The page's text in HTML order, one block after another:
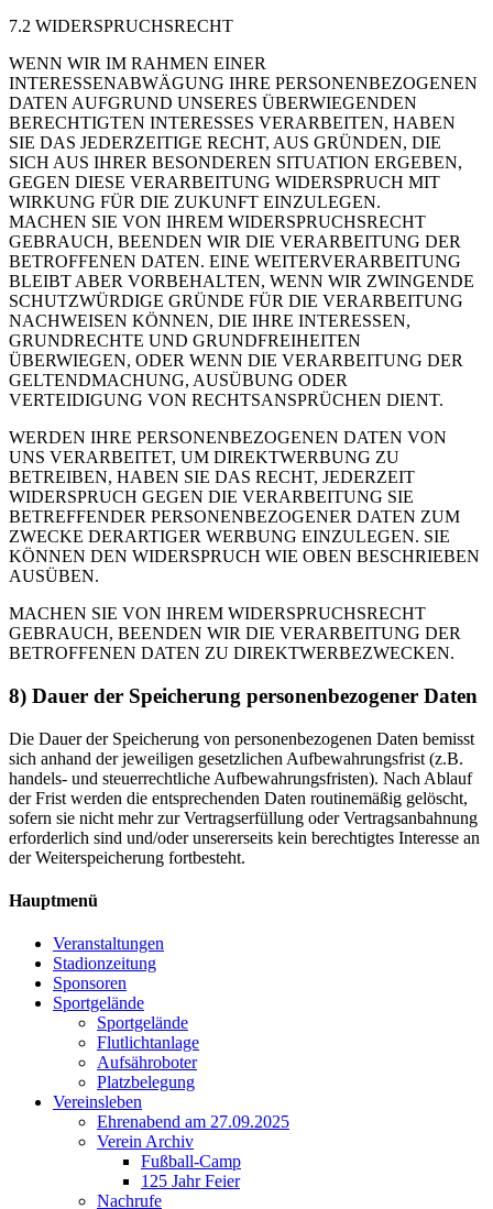
7.2 WIDERSPRUCHSRECHT
WENN WIR IM RAHMEN EINER
INTERESSENABWÄGUNG IHRE PERSONENBEZOGENEN
DATEN AUFGRUND UNSERES ÜBERWIEGENDEN
BERECHTIGTEN INTERESSES VERARBEITEN, HABEN
SIE DAS JEDERZEITIGE RECHT, AUS GRÜNDEN, DIE
SICH AUS IHRER BESONDEREN SITUATION ERGEBEN,
GEGEN DIESE VERARBEITUNG WIDERSPRUCH MIT
WIRKUNG FÜR DIE ZUKUNFT EINZULEGEN.
MACHEN SIE VON IHREM WIDERSPRUCHSRECHT
GEBRAUCH, BEENDEN WIR DIE VERARBEITUNG DER
BETROFFENEN DATEN. EINE WEITERVERARBEITUNG
BLEIBT ABER VORBEHALTEN, WENN WIR ZWINGENDE
SCHUTZWÜRDIGE GRÜNDE FÜR DIE VERARBEITUNG
NACHWEISEN KÖNNEN, DIE IHRE INTERESSEN,
GRUNDRECHTE UND GRUNDFREIHEITEN
ÜBERWIEGEN, ODER WENN DIE VERARBEITUNG DER
GELTENDMACHUNG, AUSÜBUNG ODER
VERTEIDIGUNG VON RECHTSANSPRÜCHEN DIENT.
WERDEN IHRE PERSONENBEZOGENEN DATEN VON
UNS VERARBEITET, UM DIREKTWERBUNG ZU
BETREIBEN, HABEN SIE DAS RECHT, JEDERZEIT
WIDERSPRUCH GEGEN DIE VERARBEITUNG SIE
BETREFFENDER PERSONENBEZOGENER DATEN ZUM
ZWECKE DERARTIGER WERBUNG EINZULEGEN. SIE
KÖNNEN DEN WIDERSPRUCH WIE OBEN BESCHRIEBEN
AUSÜBEN.
MACHEN SIE VON IHREM WIDERSPRUCHSRECHT
GEBRAUCH, BEENDEN WIR DIE VERARBEITUNG DER
BETROFFENEN DATEN ZU DIREKTWERBEZWECKEN.
8) Dauer der Speicherung personenbezogener Daten
Die Dauer der Speicherung von personenbezogenen Daten bemisst
sich anhand der jeweiligen gesetzlichen Aufbewahrungsfrist (z.B.
handels- und steuerrechtliche Aufbewahrungsfristen). Nach Ablauf
der Frist werden die entsprechenden Daten routinemäßig gelöscht,
sofern sie nicht mehr zur Vertragserfüllung oder Vertragsanbahnung
erforderlich sind und/oder unsererseits kein berechtigtes Interesse an
der Weiterspeicherung fortbesteht.
Hauptmenü
Veranstaltungen
Stadionzeitung
Sponsoren
Sportgelände
Sportgelände
Flutlichtanlage
Aufsähroboter
Platzbelegung
Vereinsleben
Ehrenabend am 27.09.2025
Verein Archiv
Fußball-Camp
125 Jahr Feier
Nachrufe